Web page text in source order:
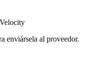
Velocity
enviársela al proveedor.